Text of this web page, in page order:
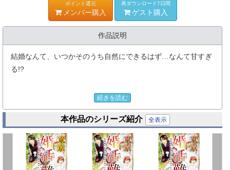
ポイント還元
メンバー購入
再ダウンロード7日間
ゲスト購入
作品説明
結婚なんて、いつかそのうち自然にできるはず…なんて甘すぎ
る!?
岬春花は商社に務める33歳。
同期の佐野和哉とは新卒の時から付き合っていて、10年記念日
に「話がある」と言われ食事に行くことに。
まわりからはプロポーズだとはやし立てられるが、実は5年前
に一度プロポーズを断っていた春花。
今度こそ和哉の気持ちに応えて、海外赴任が決まった彼につい
続きを読む
本作品のシリーズ紹介 全表示